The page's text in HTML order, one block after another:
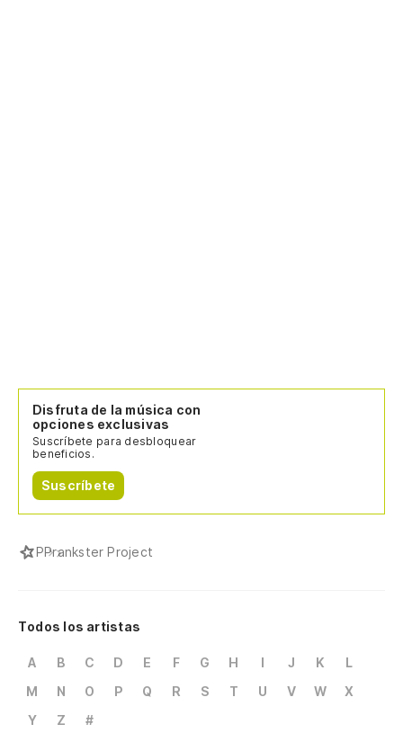
Disfruta de la música con
opciones exclusivas
Suscríbete para desbloquear
beneficios.
Suscríbete
PPrankster Project
Todos los artistas
A B C D E F G H I J K
L
M
N O P Q R S T U V W
X
Y
Z #